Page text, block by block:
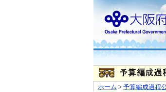
ホーム > 予算編成過程